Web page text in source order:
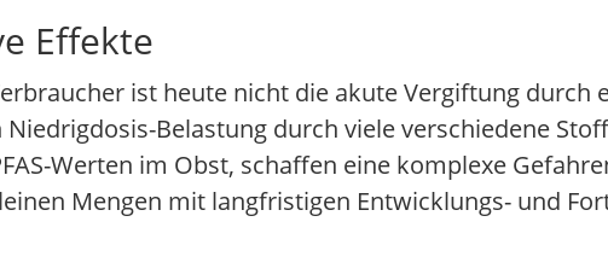
Effekte
ist heute nicht die akute Vergiftung durch
Belastung durch viele verschiedene
Werten im Obst, schaffen eine komplexe
Mengen mit langfristigen Entwicklungs- und